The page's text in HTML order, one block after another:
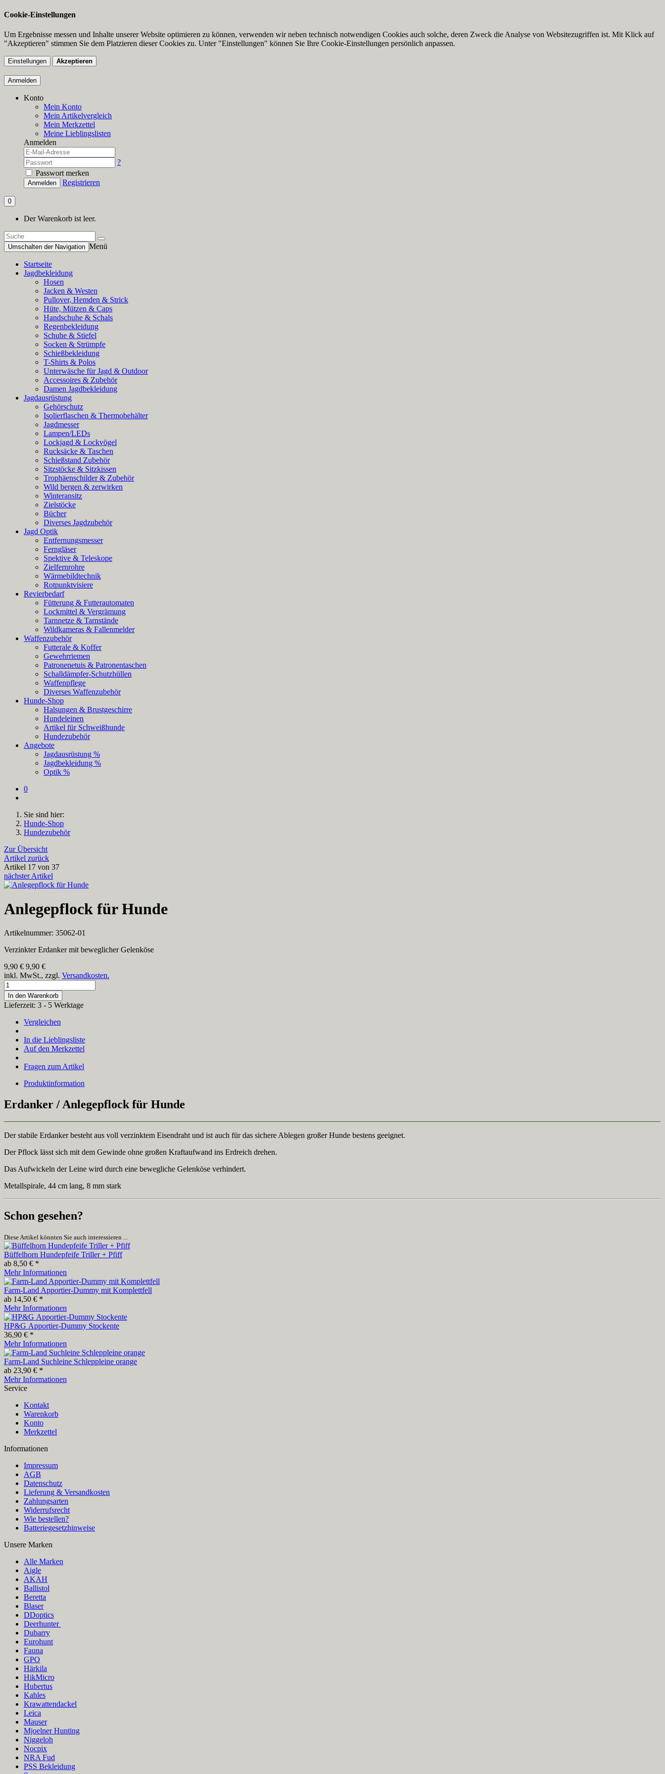
Cookie-Einstellungen
Um Ergebnisse messen und Inhalte unserer Website optimieren zu können, verwenden wir neben technisch notwendigen Cookies auch solche, deren Zweck die Analyse von Websitezugriffen ist. Mit Klick auf
"Akzeptieren" stimmen Sie dem Platzieren dieser Cookies zu. Unter "Einstellungen" können Sie Ihre Cookie-Einstellungen persönlich anpassen.
Einstellungen Akzeptieren
Anmelden
Konto
Mein Konto
Mein Artikelvergleich
Mein Merkzettel
Meine Lieblingslisten
Anmelden
?
Passwort merken
Anmelden Registrieren
0
Der Warenkorb ist leer.
Umschalten der Navigation Menü
Startseite
Jagdbekleidung
Hosen
Jacken & Westen
Pullover, Hemden & Strick
Hüte, Mützen & Caps
Handschuhe & Schals
Regenbekleidung
Schuhe & Stiefel
Socken & Strümpfe
Schießbekleidung
T-Shirts & Polos
Unterwäsche für Jagd & Outdoor
Accessoires & Zubehör
Damen Jagdbekleidung
Jagdausrüstung
Gehörschutz
Isolierflaschen & Thermobehälter
Jagdmesser
Lampen/LEDs
Lockjagd & Lockvögel
Rucksäcke & Taschen
Schießstand Zubehör
Sitzstöcke & Sitzkissen
Trophäenschilder & Zubehör
Wild bergen & zerwirken
Winteransitz
Zielstöcke
Bücher
Diverses Jagdzubehör
Jagd Optik
Entfernungsmesser
Ferngläser
Spektive & Teleskope
Zielfernrohre
Wärmebildtechnik
Rotpunktvisiere
Revierbedarf
Fütterung & Futterautomaten
Lockmittel & Vergrämung
Tarnnetze & Tarnstände
Wildkameras & Fallenmelder
Waffenzubehör
Futterale & Koffer
Gewehrriemen
Patronenetuis & Patronentaschen
Schalldämpfer-Schutzhüllen
Waffenpflege
Diverses Waffenzubehör
Hunde-Shop
Halsungen & Brustgeschirre
Hundeleinen
Artikel für Schweißhunde
Hundezubehör
Angebote
Jagdausrüstung %
Jagdbekleidung %
Optik %
0
Sie sind hier:
Hunde-Shop
Hundezubehör
Zur Übersicht
Artikel zurück
Artikel 17 von 37
nächster Artikel
Anlegepflock für Hunde
Artikelnummer: 35062-01
Verzinkter Erdanker mit beweglicher Gelenköse
9,90 € 9,90 €
inkl. MwSt., zzgl. Versandkosten.
In den Warenkorb
Lieferzeit: 3 - 5 Werktage
Vergleichen
In die Lieblingsliste
Auf den Merkzettel
Fragen zum Artikel
Produktinformation
Erdanker / Anlegepflock für Hunde
Der stabile Erdanker besteht aus voll verzinktem Eisendraht und ist auch für das sichere Ablegen großer Hunde bestens geeignet.
Der Pflock lässt sich mit dem Gewinde ohne großen Kraftaufwand ins Erdreich drehen.
Das Aufwickeln der Leine wird durch eine bewegliche Gelenköse verhindert.
Metallspirale, 44 cm lang, 8 mm stark
Schon gesehen?
Diese Artikel könnten Sie auch interessieren ...
Büffelhorn Hundepfeife Triller + Pfiff
ab 8,50 € *
Mehr Informationen
Farm-Land Apportier-Dummy mit Komplettfell
ab 14,50 € *
Mehr Informationen
HP&G Apportier-Dummy Stockente
36,90 € *
Mehr Informationen
Farm-Land Suchleine Schleppleine orange
ab 23,90 € *
Mehr Informationen
Service
Kontakt
Warenkorb
Konto
Merkzettel
Informationen
Impressum
AGB
Datenschutz
Lieferung & Versandkosten
Zahlungsarten
Widerrufsrecht
Wie bestellen?
Batteriegesetzhinweise
Unsere Marken
Alle Marken
Aigle
AKAH
Ballistol
Beretta
Blaser
DDoptics
Deerhunter
Dubarry
Eurohunt
Fauna
GPO
Härkila
HikMicro
Hubertus
Kahles
Krawattendackel
Leica
Mauser
Mjoelner Hunting
Niggeloh
Nocpix
NRA Fud
PSS Bekleidung